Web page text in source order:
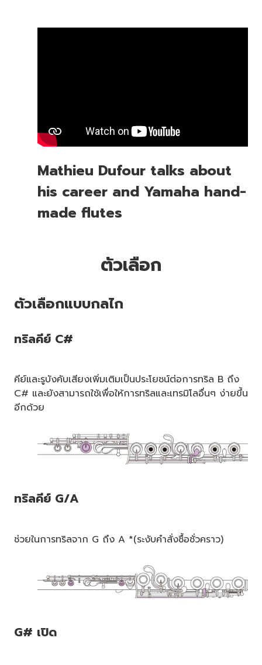
Mathieu Dufour talks about
his career and Yamaha hand-
made flutes
ตัวเลือก
ตัวเลือกแบบกลไก
ทริลคีย์ C#
คีย์และรูบังคับเสียงเพิ่มเติมเป็นประโยชน์ต่อการทริล B ถึง
C# และยังสามารถใช้เพื่อให้การทริลและเทรมิโลอื่นๆ ง่ายขึ้น
อีกด้วย
ทริลคีย์ G/A
ช่วยในการทริลจาก G ถึง A *(ระงับคำสั่งซื้อชั่วคราว)
G# เปิด